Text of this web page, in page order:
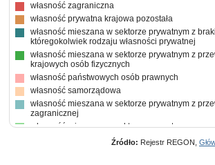
własność zagraniczna
własność prywatna krajowa pozostała
własność mieszana w sektorze prywatnym z
któregokolwiek rodzaju własności prywatnej
własność mieszana w sektorze prywatnym z
krajowych osób fizycznych
własność państwowych osób prawnych
własność samorządowa
własność mieszana w sektorze prywatnym z
zagranicznej
własność mieszana w sektorze prywatnym z
prywatnej krajowej pozostałej
Źródło: Rejestr REGON,